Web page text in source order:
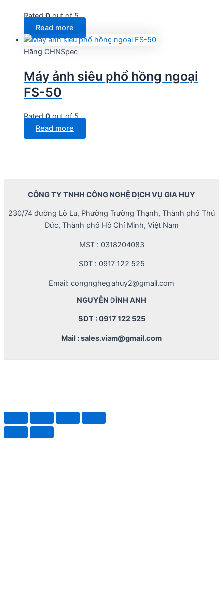
Rated0out of 5
Read more
Hãng CHNSpec
Máy ảnh siêu phổ hồng ngoại
FS-50
Rated0out of 5
Read more
CÔNG TY TNHH CÔNG NGHỆ DỊCH VỤ GIA HUY
230/74 đường Lò Lu, Phường Trường Thạnh, Thành phố Thủ
Đức, Thành phố Hồ Chí Minh, Việt Nam
MST : 0318204083
SDT : 0917 122 525
Email: congnghegiahuy2@gmail.com
NGUYỄN ĐÌNH ANH
SDT : 0917 122 525
Mail : sales.viam@gmail.com